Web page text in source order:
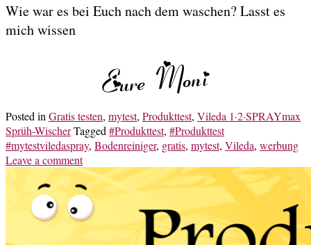
Wie war es bei Euch nach dem waschen? Lasst es
mich wissen
Posted in Gratis testen, mytest, Produkttest, Vileda 1·2·SPRAYmax
Sprüh-WischerTagged #Produkttest, #Produkttest
#mytestviledaspray, Bodenreiniger, gratis, mytest, Vileda, werbung
Leave a comment